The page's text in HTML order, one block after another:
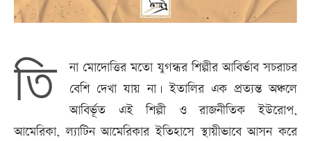
তি
না মোদোত্তির মতো যুগন্ধর শিল্পীর আবির্ভাব সচরাচর
বেশি দেখা যায় না। ইতালির এক প্রত্যন্ত অঞ্চলে
আবির্ভূত এই শিল্পী ও রাজনীতিক ইউরোপ,
আমেরিকা, ল্যাটিন আমেরিকার ইতিহাসে স্থায়ীভাবে আসন করে